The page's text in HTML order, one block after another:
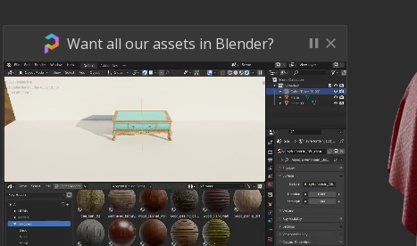
Want all our assets in Blender?